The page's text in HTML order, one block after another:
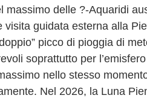
massimo delle ?-Aquaridi
visita guidata esterna alla
picco di pioggia di
soprattutto per
nello stesso
Nel 2026, la Luna